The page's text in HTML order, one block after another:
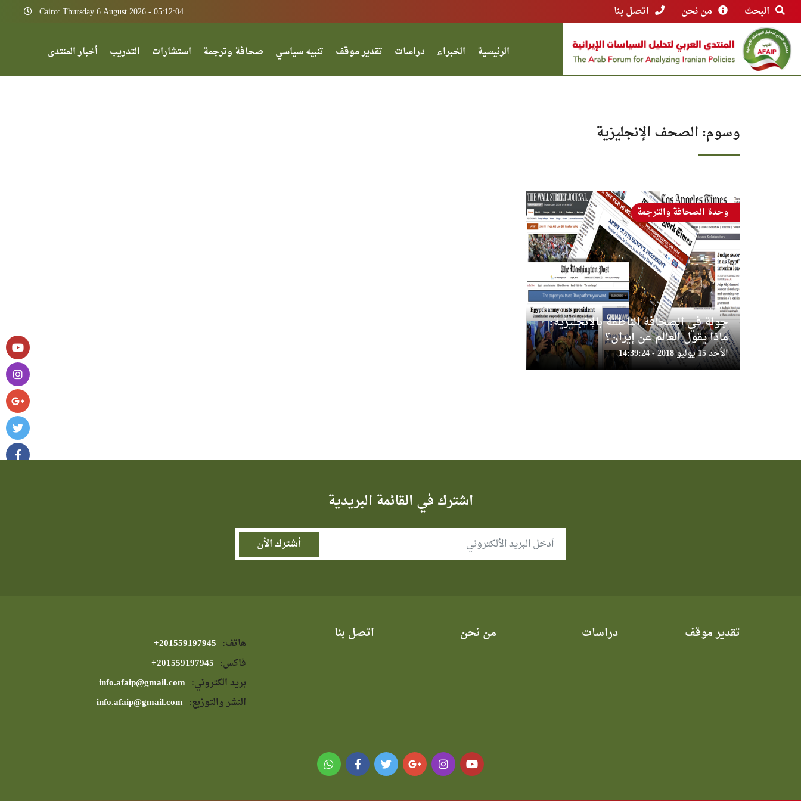
البحث من نحن اتصل بنا Cairo: Thursday 6 August 2026 - 05:12:04
الرئيسية الخبراء دراسات تقدير موقف تنبيه سياسي صحافة وترجمة استشارات التدريب أخبار المنتدى
وسوم: الصحف الإنجليزية
جولة في الصحافة الناطقة بالإنجليزية:
ماذا يقول العالم عن إيران؟
الأحد 15 يوليو 2018 - 14:39:24
وحدة الصحافة والترجمة
اشترك في القائمة البريدية
تقدير موقف دراسات من نحن اتصل بنا
هاتف:
فاكس:
بريد الكتروني:
النشر والتوزيع: